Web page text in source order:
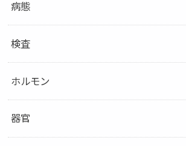
病態
検査
ホルモン
器官